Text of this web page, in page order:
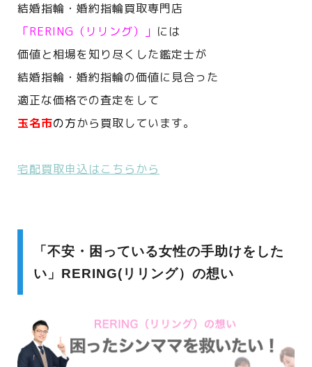
結婚指輪・婚約指輪買取専門店
「RERING（リリング）」 には
価値と相場を知り尽くした鑑定士が
結婚指輪・婚約指輪の価値に見合った
適正な価格での査定をして
玉名市の方から買取しています。
宅配買取申込はこちらから
「不安・困っている女性の手助けをした
い」RERING(リリング）の想い